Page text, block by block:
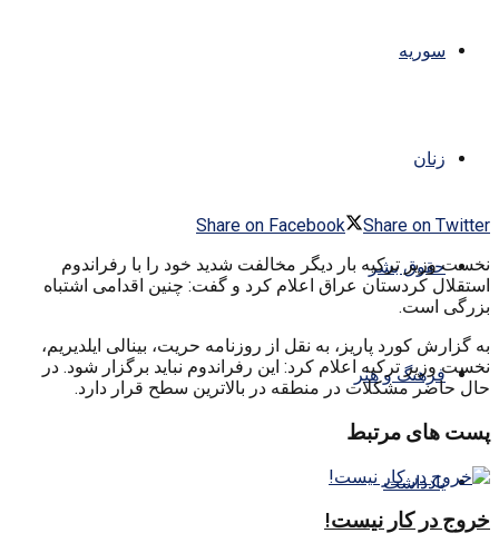
سوریه
زنان
حقوق بشر
فرهنگ و هنر
یادداشت
Share on Facebook
Share on Twitter
نخست وزیر ترکیه بار دیگر مخالفت شدید خود را با رفراندوم
استقلال کردستان عراق اعلام کرد و گفت: چنین اقدامی اشتباه
بزرگی است.
به گزارش کورد پاریز، به نقل از روزنامه حریت، بینالی ایلدیریم،
نخست وزیر ترکیه اعلام کرد: این رفراندوم نباید برگزار شود. در
حال حاضر مشکلات در منطقه در بالاترین سطح قرار دارد.
پست های مرتبط
خروج در کار نیست!